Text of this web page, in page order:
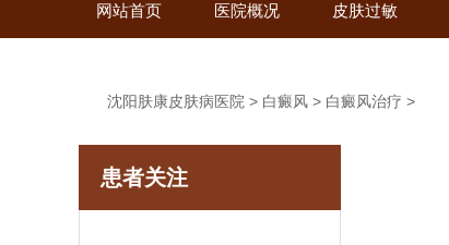
网站首页 医院概况 皮肤过敏
沈阳肤康皮肤病医院 > 白癜风 > 白癜风治疗 >
患者关注